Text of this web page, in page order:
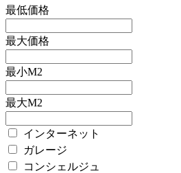
最低価格
最大価格
最小M2
最大M2
インターネット
ガレージ
コンシェルジュ